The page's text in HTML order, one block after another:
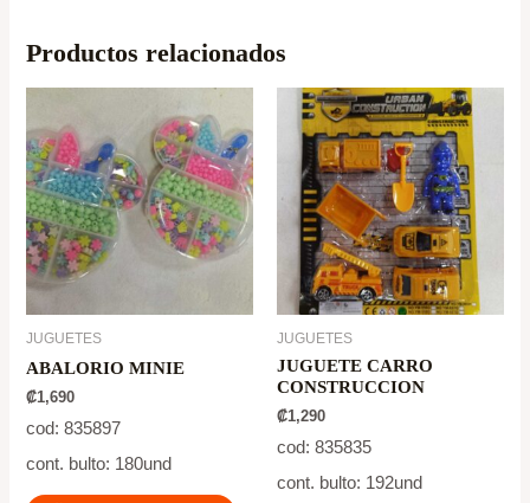
Productos relacionados
JUGUETES
ABALORIO MINIE
₡1,690
cod: 835897
cont. bulto: 180und
JUGUETES
JUGUETE CARRO
CONSTRUCCION
₡1,290
cod: 835835
cont. bulto: 192und